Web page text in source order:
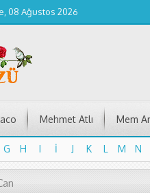
08 Ağustos 2026
Mehmet Atlı Mem
G H I İ J K L M N
G H I İ J K L M N